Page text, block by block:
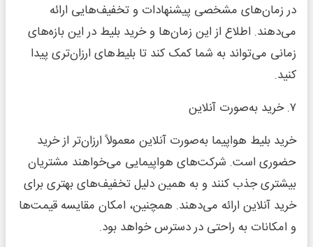
در زمان‌های مشخصی پیشنهادات و تخفیف‌هایی ارائه
می‌دهند. اطلاع از این زمان‌ها و خرید بلیط در این بازه‌های
زمانی می‌تواند به شما کمک کند تا بلیط‌های ارزان‌تری پیدا
کنید.
۷. خرید به‌صورت آنلاین
خرید بلیط هواپیما به‌صورت آنلاین معمولاً ارزان‌تر از خرید
حضوری است. شرکت‌های هواپیمایی می‌خواهند مشتریان
بیشتری جذب کنند و به همین دلیل تخفیف‌های بهتری برای
خرید آنلاین ارائه می‌دهند. همچنین، امکان مقایسه قیمت‌ها
و امکانات به راحتی در دسترس خواهد بود.